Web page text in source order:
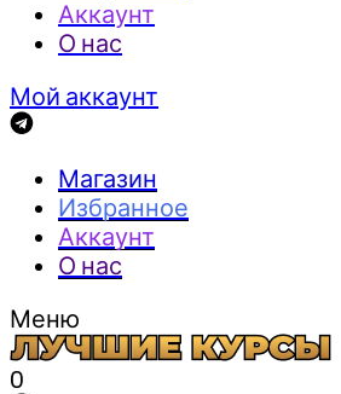
Аккаунт
О нас
Мой аккаунт
Магазин
Избранное
Аккаунт
О нас
Меню
0